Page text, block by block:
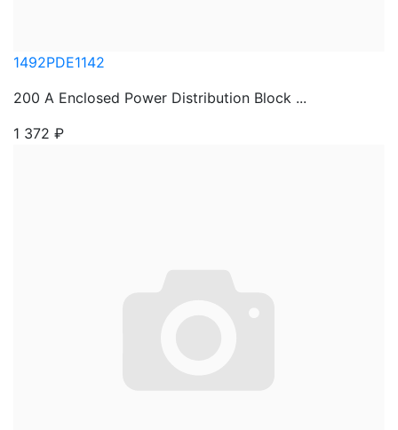
1492PDE1142
200 A Enclosed Power Distribution Block ...
1 372 ₽